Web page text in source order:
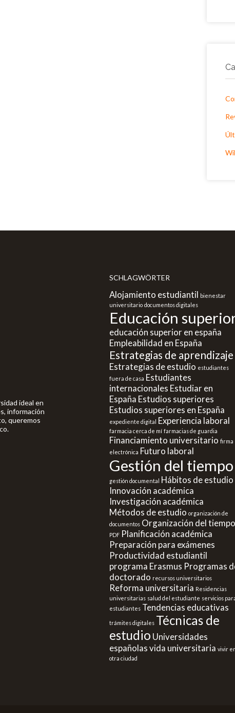
ideal en
información
queremos
SCHLAGWÖRTER
Alojamiento estudiantil bienestar
universitario documentos digitales
Educación
educación superior en españa
Empleabilidad en España
Estrategias de aprendizaje
Estrategias de estudio estudiantes
fuera de casa Estudiantes
internacionales Estudiar en
España Estudios superiores
Estudios superiores en España
expediente digital Experiencia laboral
farmacia cerca de mí farmacias de guardia
Financiamiento universitario firma
electrónica Futuro laboral
Gestión del tiempo
gestión documental Hábitos de estudio
Innovación académica
Investigación académica
Métodos de estudio organización de
documentos Organización del tiempo
PDF Planificación académica
Preparación para exámenes
Productividad estudiantil
programa Erasmus Programas
doctorado recursos universitarios
Reforma universitaria Residencias
universitarias salud del estudiante servicios
estudiantes Tendencias educativas
trámites digitales Técnicas de
estudio Universidades
españolasvida universitaria vivir
otra ciudad